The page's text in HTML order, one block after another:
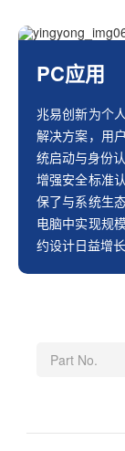
PC应用
兆易创新为个
解决方案，用
统启动与身份
增强安全标准
保了与系统生
电脑中实现规
约设计日益增